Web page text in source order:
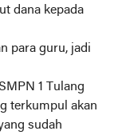
dana kepada
para guru, jadi
1 Tulang
terkumpul akan
sudah